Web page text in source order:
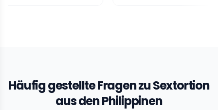
Häufig gestellte Fragen zu Sextortion
aus den Philippinen